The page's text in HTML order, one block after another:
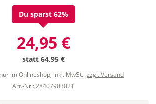
Du sparst 62%
24,95 €
statt 64,95 €
im Onlineshop, inkl. MwSt.-zzgl. Versand
Art.-Nr.: 28407903021